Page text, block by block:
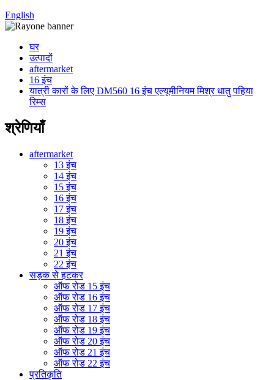
English
घर
उत्पादों
aftermarket
16 इंच
यात्री कारों के लिए DM560 16 इंच एल्यूमीनियम मिश्र धातु पहिया
रिम्स
श्रेणियाँ
aftermarket
13 इंच
14 इंच
15 इंच
16 इंच
17 इंच
18 इंच
19 इंच
20 इंच
21 इंच
22 इंच
सड़क से हटकर
ऑफ रोड 15 इंच
ऑफ रोड 16 इंच
ऑफ रोड 17 इंच
ऑफ रोड 18 इंच
ऑफ रोड 19 इंच
ऑफ रोड 20 इंच
ऑफ रोड 21 इंच
ऑफ रोड 22 इंच
प्रतिकृति